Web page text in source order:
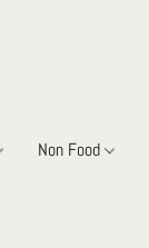
Non Food